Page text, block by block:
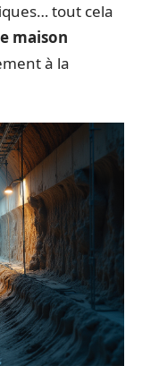
tout cela
maison
à la